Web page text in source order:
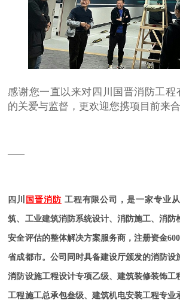
感谢您一直以来对四川国晋消防工程
的关爱与监督，更欢迎您携项目前来合
——
四川 国晋消防 工程有限公司，是一家专业
筑、工业建筑消防系统设计、消防施工、消防
安全评估的整体解决方案服务商，注册资金
省成都市。公司同时具备建设厅颁发的消防设
消防设施工程设计专项乙级、建筑装修装饰工
工程施工总承包叁级、建筑机电安装工程专业